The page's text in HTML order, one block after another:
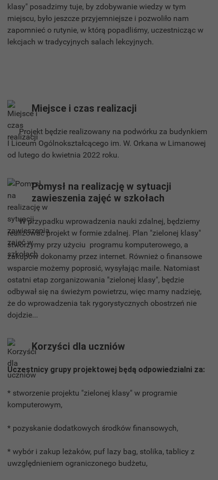
klasy" posadzimy tuje, by zdobywanie wiedzy w tym
miejscu, było jeszcze przyjemniejsze i pozwoliło nam
zapomnieć o rutynie, w którą popadliśmy, uczestnicząc w
lekcjach w tradycyjnych salach lekcyjnych.
Miejsce i czas realizacji
Projekt będzie realizowany na podwórku za budynkiem
I Liceum Ogólnokształcącego im. W. Orkana w Limanowej
od lutego do kwietnia 2022 roku.
Pomysł na realizację w sytuacji
zawieszenia zajęć w szkołach
W przypadku wprowadzenia nauki zdalnej, będziemy
realizować projekt w formie zdalnej. Plan "zielonej klasy"
stworzymy przy użyciu programu komputerowego, a
zakupów dokonamy przez internet. Również o finansowe
wsparcie możemy poprosić, wysyłając maile. Natomiast
ostatni etap zorganizowania "zielonej klasy", będzie
odbywał się na świeżym powietrzu, więc mamy nadzieję,
że do wprowadzenia tak rygorystycznych obostrzeń nie
dojdzie...
Korzyści dla uczniów
Uczestnicy grupy projektowej będą odpowiedzialni za:
* stworzenie projektu "zielonej klasy" w programie
komputerowym,
* pozyskanie dodatkowych środków finansowych,
* wybór i zakup leżaków, puf lazy bag, stolika, tablicy z
uwzględnieniem ograniczonego budżetu,